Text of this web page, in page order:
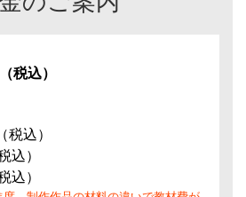
（税込）
税込）
込）
込）